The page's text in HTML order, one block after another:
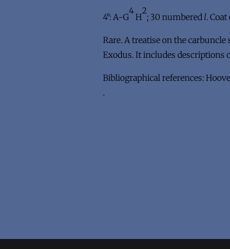
4°: A-G
4
H
2
; 30 numberedl.
Rare. A treatise on the
Exodus. It includes descriptions
Bibliographical references:
.